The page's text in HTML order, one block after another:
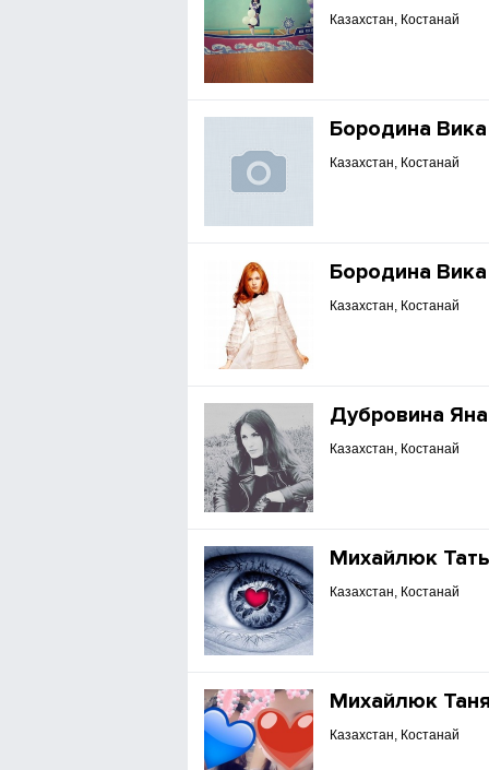
Казахстан, Костанай
Бородина Вика
Казахстан, Костанай
Бородина Вика
Казахстан, Костанай
Дубровина Яна
Казахстан, Костанай
Михайлюк
Казахстан, Костанай
Михайлюк Таня
Казахстан, Костанай